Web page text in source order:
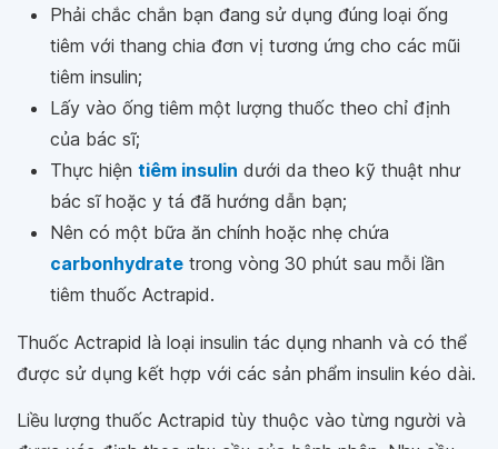
Phải chắc chắn bạn đang sử dụng đúng loại ống
tiêm với thang chia đơn vị tương ứng cho các mũi
tiêm insulin;
Lấy vào ống tiêm một lượng thuốc theo chỉ định
của bác sĩ;
Thực hiện tiêm insulin dưới da theo kỹ thuật như
bác sĩ hoặc y tá đã hướng dẫn bạn;
Nên có một bữa ăn chính hoặc nhẹ chứa
carbonhydrate trong vòng 30 phút sau mỗi lần
tiêm thuốc Actrapid.
Thuốc Actrapid là loại insulin tác dụng nhanh và có thể
được sử dụng kết hợp với các sản phẩm insulin kéo dài.
Liều lượng thuốc Actrapid tùy thuộc vào từng người và